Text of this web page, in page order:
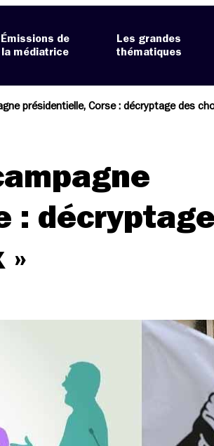
Émissions de
la médiatrice
Les grandes
thématiques
présidentielle, Corse : décryptage des
: décryptage